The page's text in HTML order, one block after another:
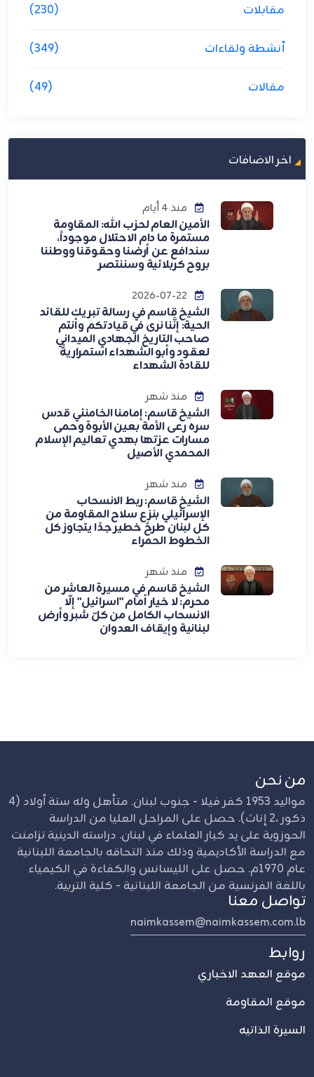
مقابلات (230)
أنشطة ولقاءات (349)
مقالات (49)
اخر الاضافات
منذ 4 أيام
الأمين العام لحزب الله: المقاومة
مستمرة ما دام الاحتلال موجوداً،
سندافع عن أرضنا وحقوقنا ووطننا
بروح كربلائية وسننتصر
الشيخ قاسم في رسالة تبريك للقائد
الحية: إنَّنا نرى في قيادتكم وأنتم
صاحب التاريخ الجهادي الميداني
لعقود وأبو الشهداء استمراريةً
للقادة الشهداء
منذ شهر
الشيخ قاسم: إمامنا الخامنئي قدس
سره رعى الأمة بعين الأبوة وحمى
مسارات عزتها بهدي تعاليم الإسلام
المحمدي الأصيل
منذ شهر
الشيخ قاسم: ربط الانسحاب
الإسرائيلي بنزع سلاح المقاومة من
كل لبنان طرحٌ خطير جدًا يتجاوز كل
الخطوط الحمراء
منذ شهر
الشيخ قاسم في مسيرة العاشر من
محرم: لا خيار أمام "اسرائيل" إلّا
الانسحاب الكامل من كلّ شبر وأرض
لبنانية وإيقاف العدوان
من نحن
مواليد 1953 كفر فيلا - جنوب لبنان. متأهل وله ستة أولاد (4
ذكور ،2 إناث). حصل على المراحل العليا من الدراسة
الحوزوية على يد كبار العلماء في لبنان. دراسته الدينية تزامنت
مع الدراسة الأكاديمية وذلك منذ التحاقه بالجامعة اللبنانية
عام 1970م. حصل على الليسانس والكفاءة في الكيمياء
باللغة الفرنسية من الجامعة اللبنانية - كلية التربية.
تواصل معنا
naimkassem@naimkassem.com.lb
روابط
موقع العهد الاخباري
موقع المقاومة
السيرة الذاتيه